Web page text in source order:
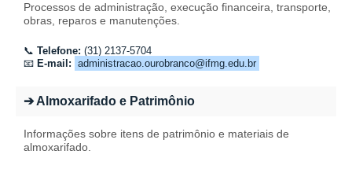
Processos de administração, execução financeira, transporte,
obras, reparos e manutenções.
📞 Telefone: (31) 2137-5704
📧 E-mail: administracao.ourobranco@ifmg.edu.br
➔ Almoxarifado e Patrimônio
Informações sobre itens de patrimônio e materiais de
almoxarifado.